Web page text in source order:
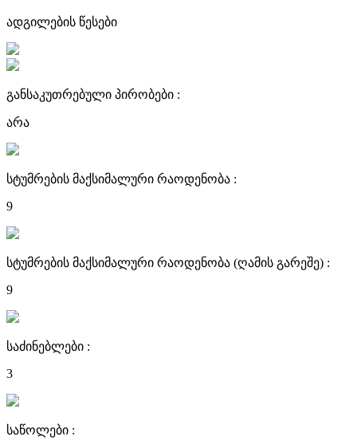
ადგილების წესები
განსაკუთრებული პირობები :
არა
სტუმრების მაქსიმალური რაოდენობა :
9
სტუმრების მაქსიმალური რაოდენობა (ღამის გარეშე) :
9
საძინებლები :
3
საწოლები :